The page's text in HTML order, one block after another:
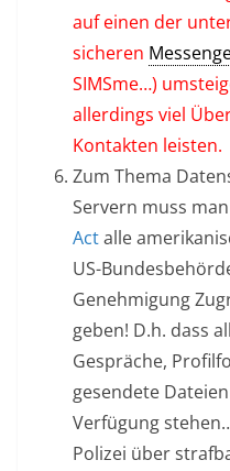
auf einen der
sicheren
SIMSme…)
allerdings viel
Kontakten leisten.
Zum Thema
Servern muss
Actalle
US-
Genehmigung
geben! D.h. dass
Gespräche,
gesendete
Verfügung
Polizei über